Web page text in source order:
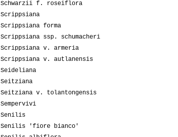
Schwarzii f. roseiflora
Scrippsiana
Scrippsiana forma
Scrippsiana ssp. schumacheri
Scrippsiana v. armeria
Scrippsiana v. autlanensis
Seideliana
Seitziana
Seitziana v. tolantongensis
Sempervivi
Senilis
Senilis 'fiore bianco'